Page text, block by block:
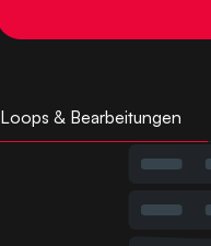
Loops & Bearbeitungen